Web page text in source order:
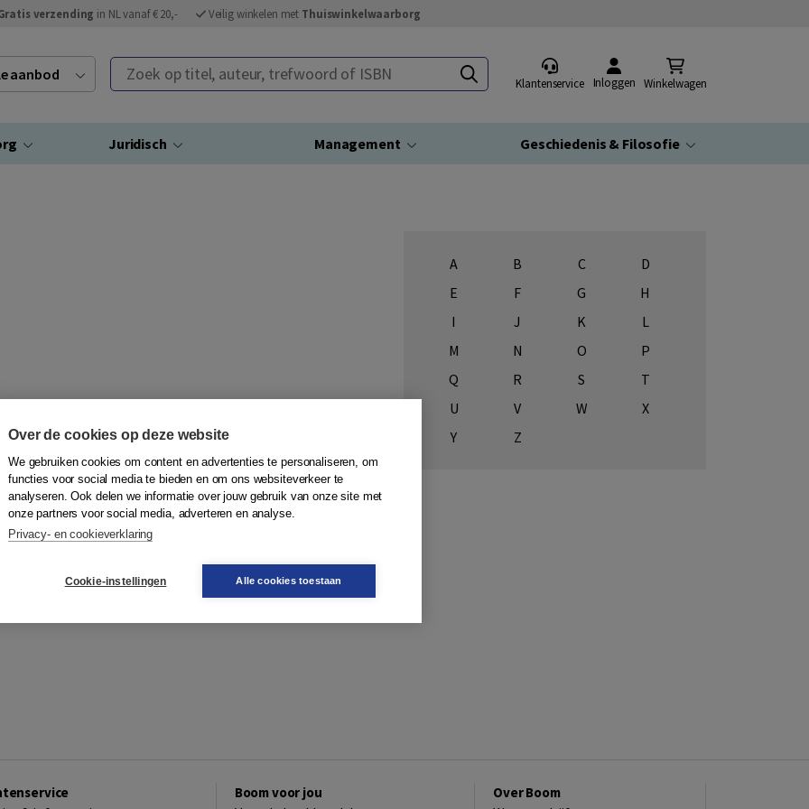
verzending in NL vanaf € 20,- Veilig winkelen met Thuiswinkelwaarborg
aanbod Zoek op titel, auteur, trefwoord of ISBN
Klantenservice Inloggen Winkelwagen
Juridisch Management Geschiedenis & Filosofie
A B C
D
E
F G
H
I
J K
L
M
N O
P
Q
R S
T
U
V W
X
Y
Z
Boom voor jou Over Boom
Over de cookies op deze website
We gebruiken cookies om content en advertenties te personaliseren, om
functies voor social media te bieden en om ons websiteverkeer te
analyseren. Ook delen we informatie over jouw gebruik van onze site met
onze partners voor social media, adverteren en analyse.
Privacy- en cookieverklaring
Cookie-instellingen Alle cookies toestaan